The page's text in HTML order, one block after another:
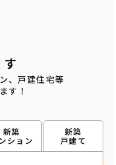
、戸建住宅等
す！
新築
ション
新築
戸建て